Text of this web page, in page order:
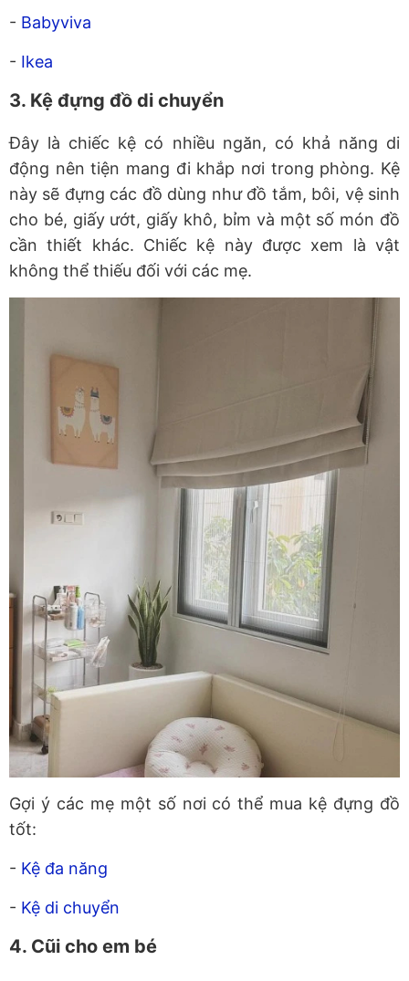
- Babyviva
- Ikea
3. Kệ đựng đồ di chuyển
Đây là chiếc kệ có nhiều ngăn, có khả năng di
động nên tiện mang đi khắp nơi trong phòng. Kệ
này sẽ đựng các đồ dùng như đồ tắm, bôi, vệ sinh
cho bé, giấy ướt, giấy khô, bỉm và một số món đồ
cần thiết khác. Chiếc kệ này được xem là vật
không thể thiếu đối với các mẹ.
Gợi ý các mẹ một số nơi có thể mua kệ đựng đồ
tốt:
- Kệ đa năng
- Kệ di chuyển
4. Cũi cho em bé